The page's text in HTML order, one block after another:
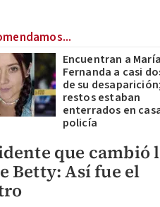
Encuentran a María
Fernanda a casi
de su
restos estaban
enterrados en
policía
que cambió
Betty: Así fue el